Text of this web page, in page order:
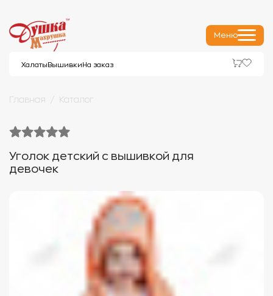
Меню
Халаты Вышивки На заказ
Главная Каталог
Уголок детский с вышивкой для
девочек